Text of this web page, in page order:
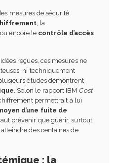
mesures de sécurité
, la
ou encore le contrôle d’accès
reçues, ces mesures ne
ni techniquement
études démontrent
. Selon le rapport IBM Cost
permettrait à lui
d’une fuite de
prévenir que guérir, surtout
des centaines de
: la